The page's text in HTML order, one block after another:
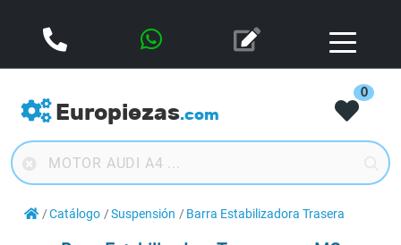
Europiezas.com
0
Catálogo Suspensión Barra Estabilizadora Trasera